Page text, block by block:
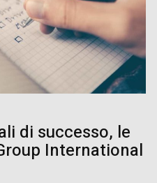
di successo, le
International